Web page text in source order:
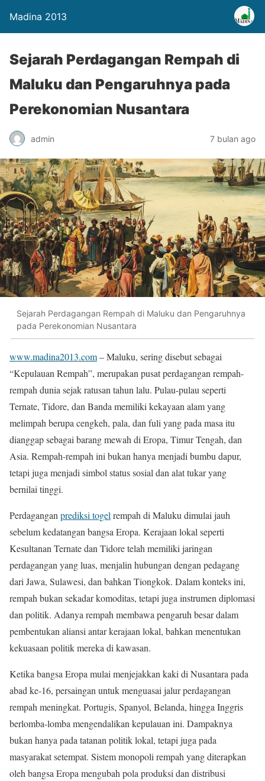
Madina 2013
Sejarah Perdagangan Rempah di
Maluku dan Pengaruhnya pada
Perekonomian Nusantara
admin 7 bulan ago
Sejarah Perdagangan Rempah di Maluku dan Pengaruhnya
pada Perekonomian Nusantara
www.madina2013.com– Maluku, sering disebut sebagai
“Kepulauan Rempah”, merupakan pusat perdagangan rempah-
rempah dunia sejak ratusan tahun lalu. Pulau-pulau seperti
Ternate, Tidore, dan Banda memiliki kekayaan alam yang
melimpah berupa cengkeh, pala, dan fuli yang pada masa itu
dianggap sebagai barang mewah di Eropa, Timur Tengah, dan
Asia. Rempah-rempah ini bukan hanya menjadi bumbu dapur,
tetapi juga menjadi simbol status sosial dan alat tukar yang
bernilai tinggi.
Perdagangan prediksi togel rempah di Maluku dimulai jauh
sebelum kedatangan bangsa Eropa. Kerajaan lokal seperti
Kesultanan Ternate dan Tidore telah memiliki jaringan
perdagangan yang luas, menjalin hubungan dengan pedagang
dari Jawa, Sulawesi, dan bahkan Tiongkok. Dalam konteks ini,
rempah bukan sekadar komoditas, tetapi juga instrumen diplomasi
dan politik. Adanya rempah membawa pengaruh besar dalam
pembentukan aliansi antar kerajaan lokal, bahkan menentukan
kekuasaan politik mereka di kawasan.
Ketika bangsa Eropa mulai menjejakkan kaki di Nusantara pada
abad ke-16, persaingan untuk menguasai jalur perdagangan
rempah meningkat. Portugis, Spanyol, Belanda, hingga Inggris
berlomba-lomba mengendalikan kepulauan ini. Dampaknya
bukan hanya pada tatanan politik lokal, tetapi juga pada
masyarakat setempat. Sistem monopoli rempah yang diterapkan
oleh bangsa Eropa mengubah pola produksi dan distribusi